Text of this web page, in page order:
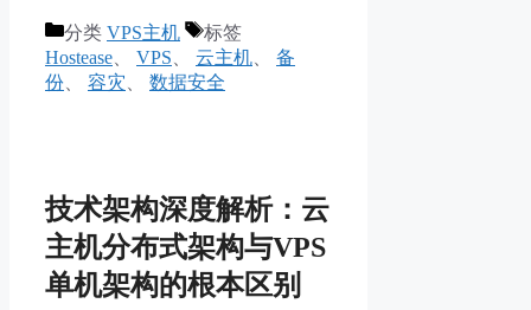
分类 VPS主机
标签
Hostease、 VPS、 云主机、 备
份、 容灾、 数据安全
技术架构深度解析：云
主机分布式架构与VPS
单机架构的根本区别